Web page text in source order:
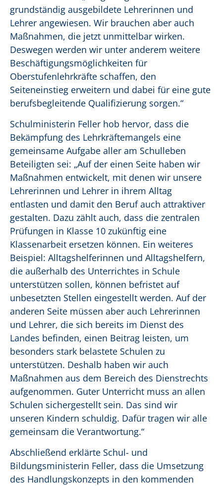
grundständig ausgebildete Lehrerinnen und
Lehrer angewiesen. Wir brauchen aber auch
Maßnahmen, die jetzt unmittelbar wirken.
Deswegen werden wir unter anderem weitere
Beschäftigungsmöglichkeiten für
Oberstufenlehrkräfte schaffen, den
Seiteneinstieg erweitern und dabei für eine gute
berufsbegleitende Qualifizierung sorgen.“
Schulministerin Feller hob hervor, dass die
Bekämpfung des Lehrkräftemangels eine
gemeinsame Aufgabe aller am Schulleben
Beteiligten sei: „Auf der einen Seite haben wir
Maßnahmen entwickelt, mit denen wir unsere
Lehrerinnen und Lehrer in ihrem Alltag
entlasten und damit den Beruf auch attraktiver
gestalten. Dazu zählt auch, dass die zentralen
Prüfungen in Klasse 10 zukünftig eine
Klassenarbeit ersetzen können. Ein weiteres
Beispiel: Alltagshelferinnen und Alltagshelfern,
die außerhalb des Unterrichtes in Schule
unterstützen sollen, können befristet auf
unbesetzten Stellen eingestellt werden. Auf der
anderen Seite müssen aber auch Lehrerinnen
und Lehrer, die sich bereits im Dienst des
Landes befinden, einen Beitrag leisten, um
besonders stark belastete Schulen zu
unterstützen. Deshalb haben wir auch
Maßnahmen aus dem Bereich des Dienstrechts
aufgenommen. Guter Unterricht muss an allen
Schulen sichergestellt sein. Das sind wir
unseren Kindern schuldig. Dafür tragen wir alle
gemeinsam die Verantwortung.“
Abschließend erklärte Schul- und
Bildungsministerin Feller, dass die Umsetzung
des Handlungskonzepts in den kommenden